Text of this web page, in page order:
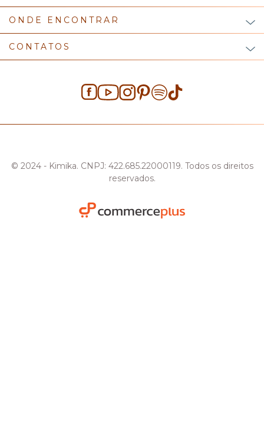
ONDE ENCONTRAR
CONTATOS
© 2024 - Kimika. CNPJ: 422.685.22000119. Todos os direitos
reservados.